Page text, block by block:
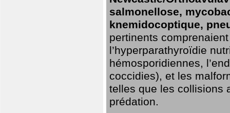
salmonellose,
knemidocoptique,
pertinents
l’hyperparathyroïdie
hémosporidiennes,
coccidies), et les
telles que les collisions
prédation.